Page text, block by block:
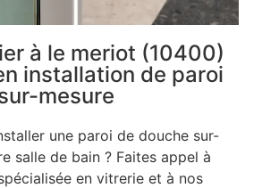
à le meriot (10400)
installation de paroi
mesure
une paroi de douche sur-
salle de bain ? Faites appel à
en vitrerie et à nos